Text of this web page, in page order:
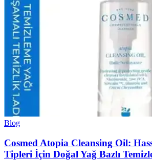
Blog
Cosmed Atopia Cleansing Oil:
Tipleri İçin Doğal Yağ Bazlı